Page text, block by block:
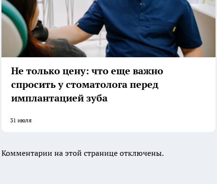
Не только цену: что еще важно
спросить у стоматолога перед
имплантацией зуба
31 июля
Комментарии на этой странице отключены.